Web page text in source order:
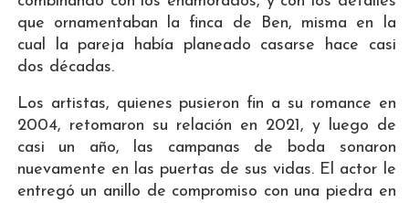
que ornamentaban la finca de Ben, misma en la
cual la pareja había planeado casarse hace casi
dos décadas.
Los artistas, quienes pusieron fin a su romance en
2004, retomaron su relación en 2021, y luego de
casi un año, las campanas de boda sonaron
nuevamente en las puertas de sus vidas. El actor le
entregó un anillo de compromiso con una piedra en